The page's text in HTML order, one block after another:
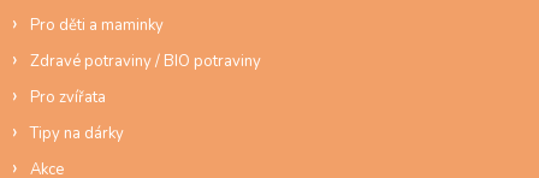
Pro děti a maminky
Zdravé potraviny / BIO potraviny
Pro zvířata
Tipy na dárky
Akce